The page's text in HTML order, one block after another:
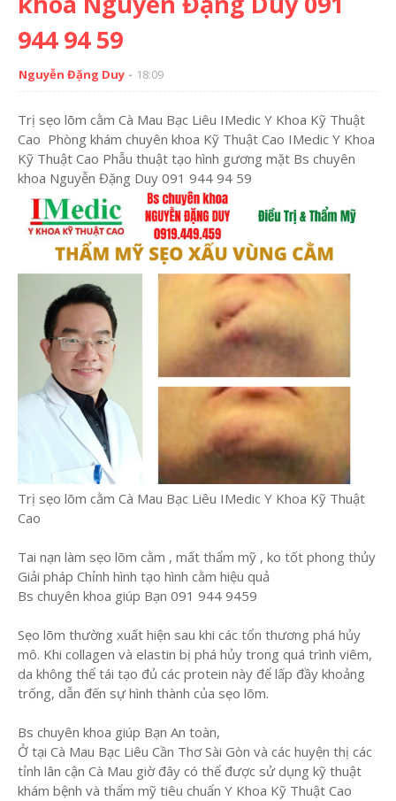
944 94 59
Nguyễn Đặng Duy 18:09
Trị sẹo lõm cằm Cà Mau Bạc Liêu IMedic Y Khoa Kỹ Thuật
Cao Phòng khám chuyên khoa Kỹ Thuật Cao IMedic Y Khoa
Kỹ Thuật Cao Phẫu thuật tạo hình gương mặt Bs chuyên
khoa Nguyễn Đặng Duy 091 944 94 59
Trị sẹo lõm cằm Cà Mau Bạc Liêu IMedic Y Khoa Kỹ Thuật
Cao
Tai nạn làm sẹo lõm cằm , mất thẩm mỹ , ko tốt phong thủy
Giải pháp Chỉnh hình tạo hình cằm hiệu quả
Bs chuyên khoa giúp Bạn 091 944 9459
Sẹo lõm thường xuất hiện sau khi các tổn thương phá hủy
mô. Khi collagen và elastin bị phá hủy trong quá trình viêm,
da không thể tái tạo đủ các protein này để lấp đầy khoảng
trống, dẫn đến sự hình thành của sẹo lõm.
Bs chuyên khoa giúp Bạn An toàn,
Ở tại Cà Mau Bạc Liêu Cần Thơ Sài Gòn và các huyện thị các
tỉnh lân cận Cà Mau giờ đây có thể được sử dụng kỹ thuật
khám bệnh và thẩm mỹ tiêu chuẩn Y Khoa Kỹ Thuật Cao